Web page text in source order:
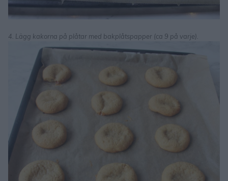
4. Lägg kakorna på plåtar med bakplåtspapper (ca 9 på varje).